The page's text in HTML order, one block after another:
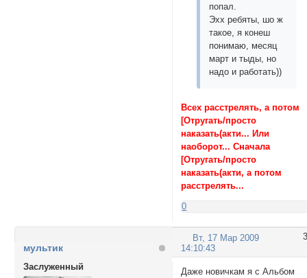
попал.
Эхх ребяты, шо ж
такое, я конеш
понимаю, месяц
март и тыды, но
надо и работать))
Всех расстрелять, а потом
[Отругать/просто
наказать(акти... Или
наоборот... Сначала
[Отругать/просто
наказать(акти, а потом
расстрелять...
0
3
Вт, 17 Мар 2009
14:10:43
мультик
Заслуженный
Даже новичкам я с Альбом